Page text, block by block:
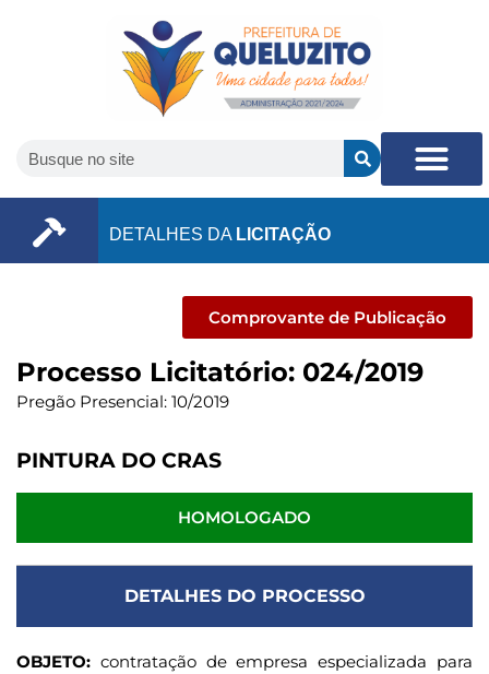
DETALHES DA LICITAÇÃO
Comprovante de Publicação
Processo Licitatório: 024/2019
Pregão Presencial: 10/2019
PINTURA DO CRAS
HOMOLOGADO
DETALHES DO PROCESSO
OBJETO: contratação de empresa especializada para